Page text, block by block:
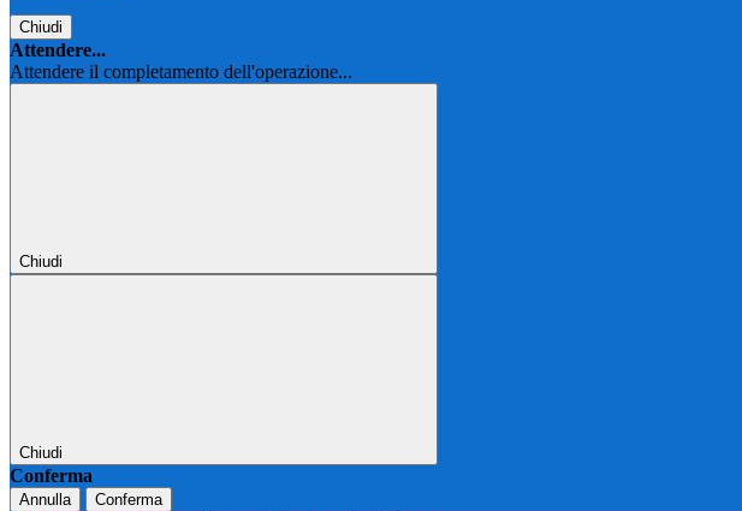
Chiudi
Attendere...
Attendere il completamento dell'operazione...
Chiudi
Chiudi
Conferma
Annulla Conferma